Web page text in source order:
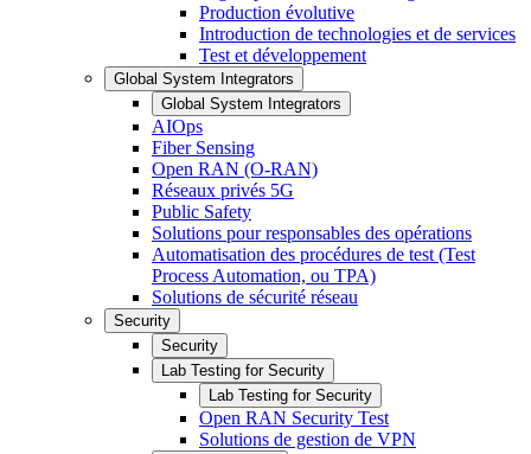
Production évolutive
Introduction de technologies et de services
Test et développement
Global System Integrators
Global System Integrators
AIOps
Fiber Sensing
Open RAN (O-RAN)
Réseaux privés 5G
Public Safety
Solutions pour responsables des opérations
Automatisation des procédures de test (Test
Process Automation, ou TPA)
Solutions de sécurité réseau
Security
Security
Lab Testing for Security
Lab Testing for Security
Open RAN Security Test
Solutions de gestion de VPN